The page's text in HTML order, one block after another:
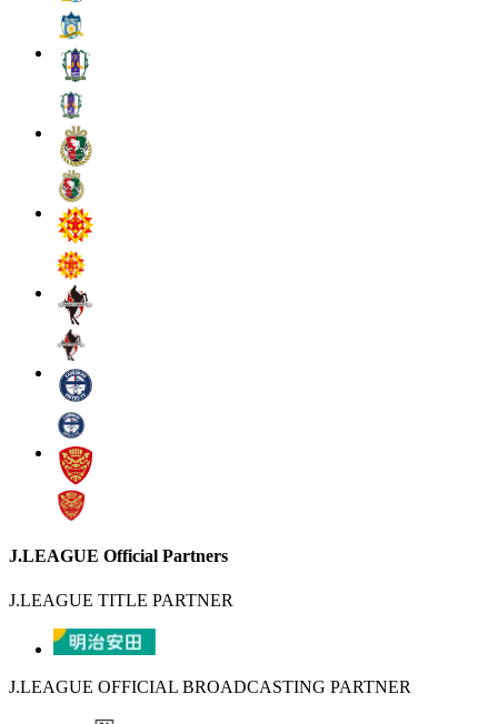
J.LEAGUE Official Partners
J.LEAGUE TITLE PARTNER
J.LEAGUE OFFICIAL BROADCASTING PARTNER